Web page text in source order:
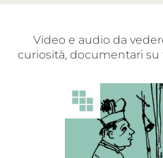
Video e audio da
curiosità, documentari
accessibili a tutti e